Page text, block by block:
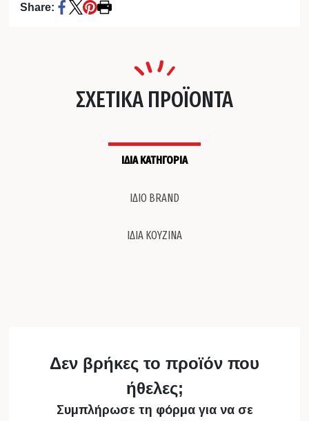
Share:
ΣΧΕΤΙΚΑ ΠΡΟΪΟΝΤΑ
ΙΔΙΑ ΚΑΤΗΓΟΡΙΑ
ΙΔΙΟ BRAND
ΙΔΙΑ ΚΟΥΖΙΝΑ
Δεν βρήκες το προϊόν που
ήθελες;
Συμπλήρωσε τη φόρμα για να σε